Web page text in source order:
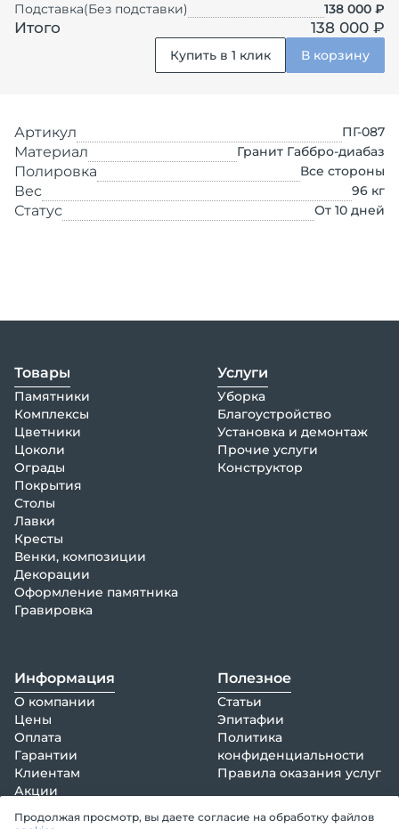
Подставка(Без подставки) 138 000 ₽
Итого 138 000 ₽
Купить в 1 клик В корзину
Артикул ПГ-087
Материал Гранит Габбро-диабаз
Полировка Все стороны
Вес 96 кг
Статус От 10 дней
Товары
Памятники
Комплексы
Цветники
Цоколи
Ограды
Покрытия
Столы
Лавки
Кресты
Венки, композиции
Декорации
Оформление памятника
Гравировка
Услуги
Уборка
Благоустройство
Установка и демонтаж
Прочие услуги
Конструктор
Информация
О компании
Цены
Оплата
Гарантии
Клиентам
Акции
Полезное
Статьи
Эпитафии
Политика
конфиденциальности
Правила оказания услуг
+7 (495) 161-73-37
Продолжая просмотр, вы даете согласие на обработку файлов